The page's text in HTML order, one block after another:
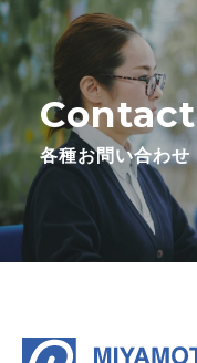
Contact
各種お問い合わせ